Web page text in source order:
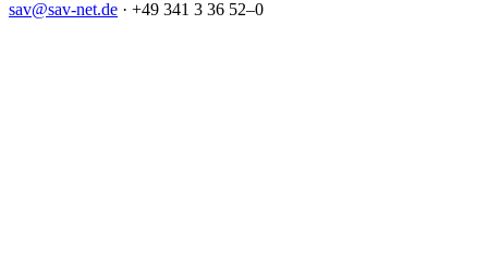
sav@sav-net.de · +49 341 3 36 52–0